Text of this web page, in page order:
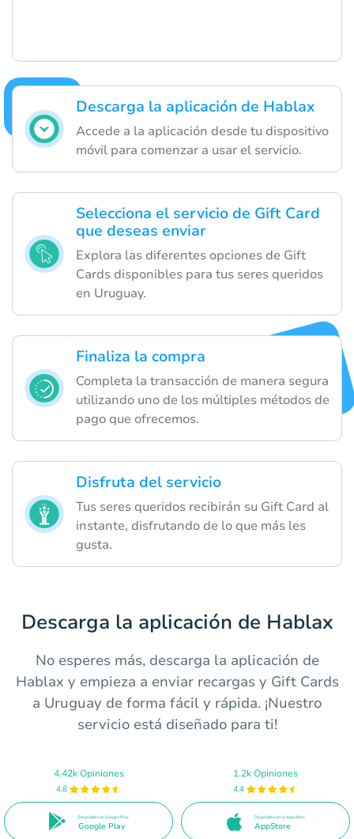
Descarga la aplicación de Hablax
Accede a la aplicación desde tu dispositivo
móvil para comenzar a usar el servicio.
Selecciona el servicio de Gift Card
que deseas enviar
Explora las diferentes opciones de Gift
Cards disponibles para tus seres queridos
en Uruguay.
Finaliza la compra
Completa la transacción de manera segura
utilizando uno de los múltiples métodos de
pago que ofrecemos.
Disfruta del servicio
Tus seres queridos recibirán su Gift Card al
instante, disfrutando de lo que más les
gusta.
Descarga la aplicación de Hablax
No esperes más, descarga la aplicación de
Hablax y empieza a enviar recargas y Gift Cards
a Uruguay de forma fácil y rápida. ¡Nuestro
servicio está diseñado para ti!
4.42k Opiniones
4.8
Disponible en Google Play
Google Play
1.2k Opiniones
4.4
Disponible en la App Store
AppStore